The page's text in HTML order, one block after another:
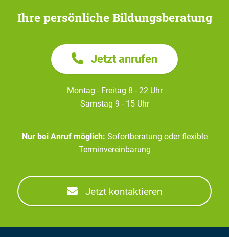
Ihre persönliche Bildungsberatung
Jetzt anrufen
Montag - Freitag 8 - 22 Uhr
Samstag 9 - 15 Uhr
Nur bei Anruf möglich: Sofortberatung oder flexible
Terminvereinbarung
Jetzt kontaktieren